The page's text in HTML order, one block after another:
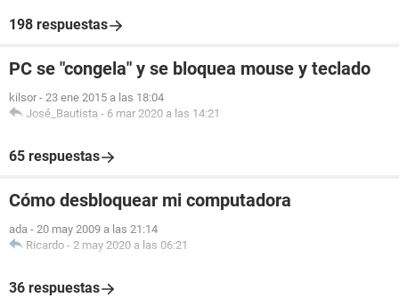
198 respuestas
PC se "congela" y se bloquea mouse y teclado
kilsor - 23 ene 2015 a las 18:04
José_Bautista - 6 mar 2020 a las 14:21
65 respuestas
Cómo desbloquear mi computadora
ada - 20 may 2009 a las 21:14
Ricardo - 2 may 2020 a las 06:21
36 respuestas